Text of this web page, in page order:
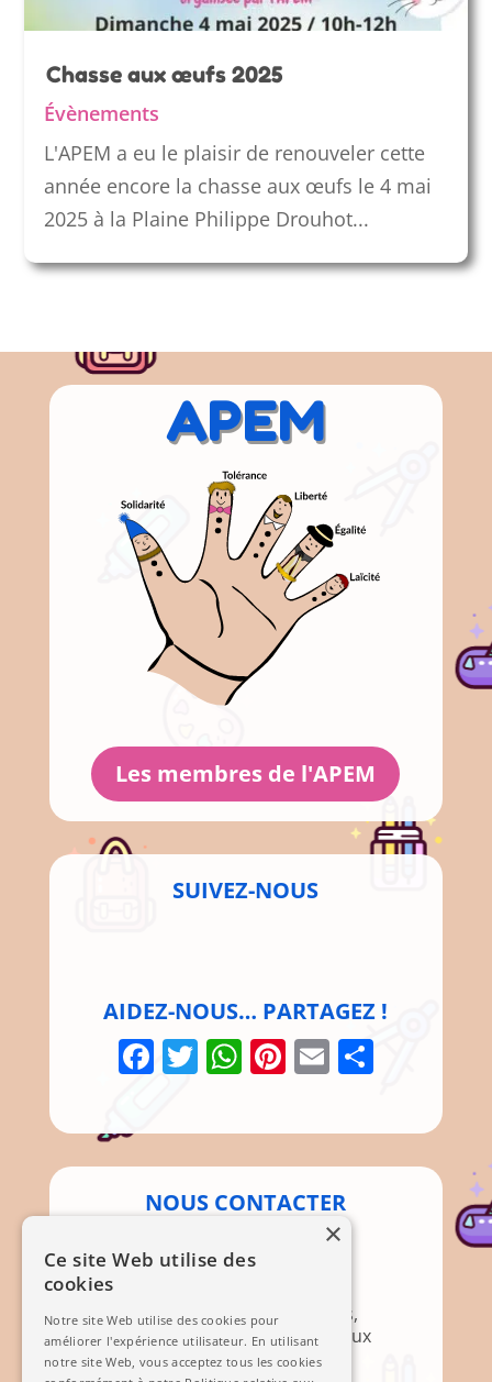
Chasse aux œufs 2025
Évènements
L'APEM a eu le plaisir de renouveler cette
année encore la chasse aux œufs le 4 mai
2025 à la Plaine Philippe Drouhot...
APEM
Les membres de l'APEM
SUIVEZ-NOUS
AIDEZ-NOUS… PARTAGEZ !
Facebook
Twitter
WhatsApp
Pinterest
Email
NOUS CONTACTER
Par Courrier
Mairie, 12 Rte de Brignoles,
83136 Méounes-lès-Montrieux
Mail
×
Ce site Web utilise des
cookies
Notre site Web utilise des cookies pour
améliorer l'expérience utilisateur. En utilisant
notre site Web, vous acceptez tous les cookies